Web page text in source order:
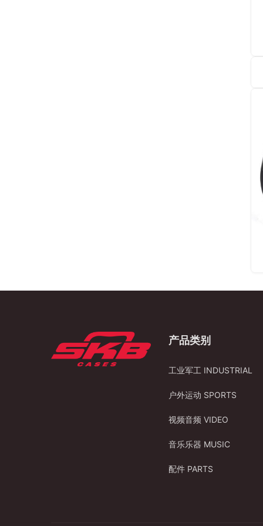
产品类别
工业军工 INDUSTRIAL
户外运动 SPORTS
视频音频 VIDEO
音乐乐器 MUSIC
配件 PARTS